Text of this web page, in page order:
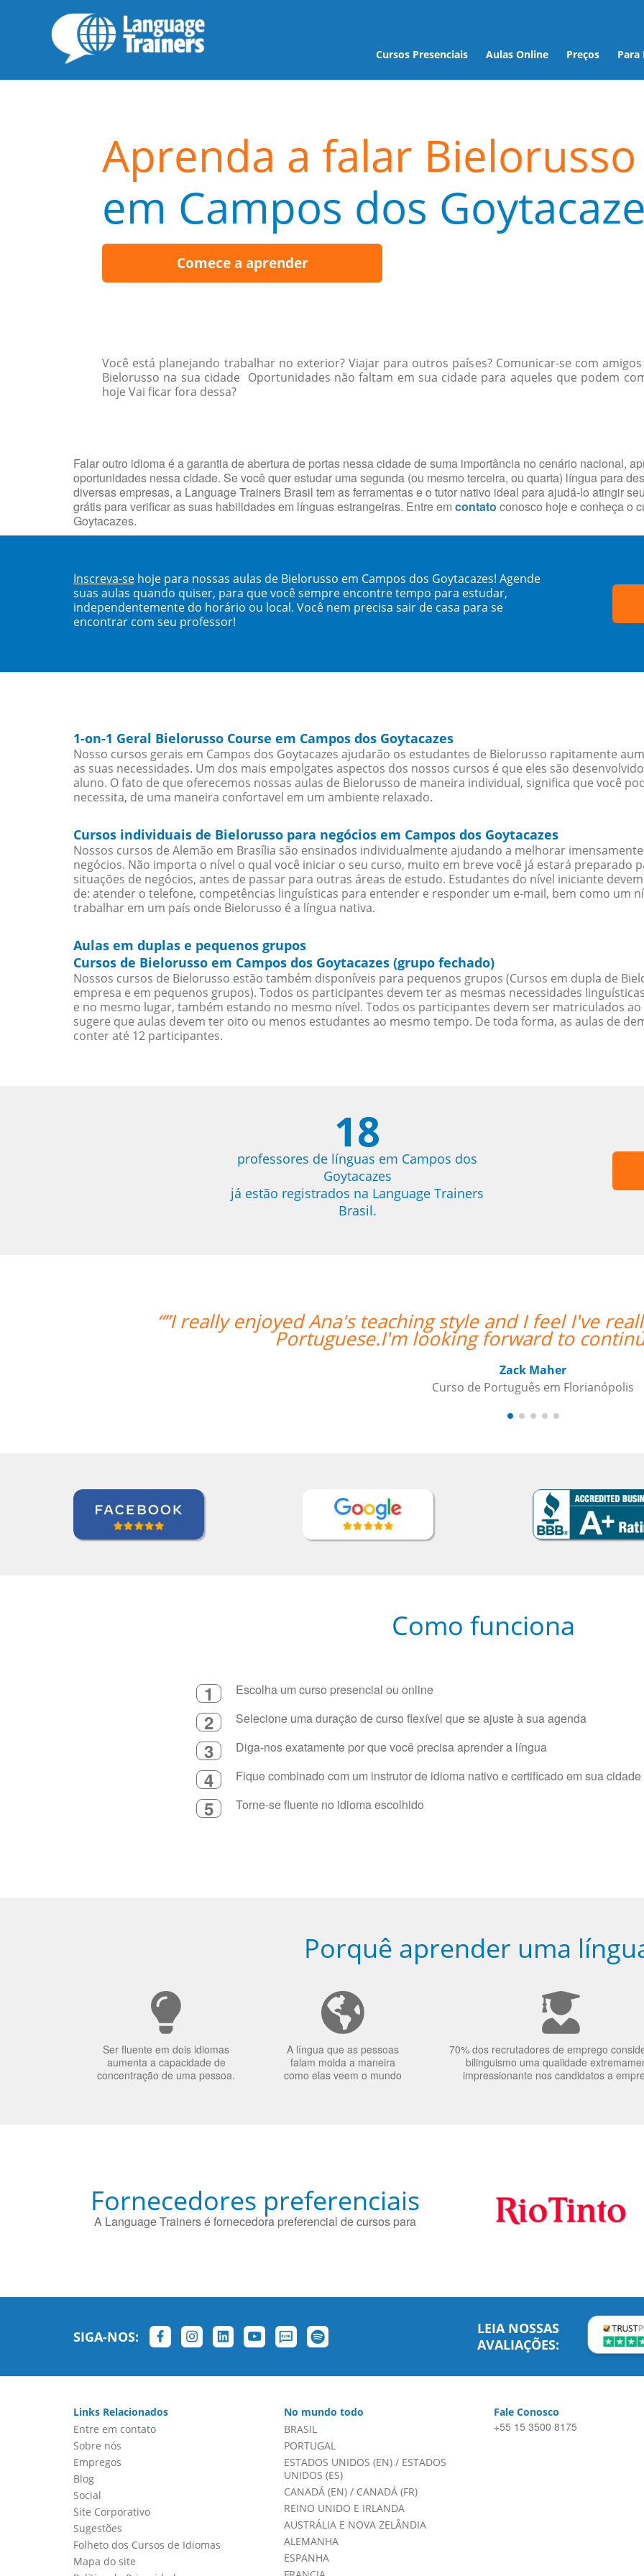
Cursos Presenciais Aulas Online Preços Para
Aprenda a falar Bielorusso
em Campos dos
Comece a aprender
Você está planejando trabalhar no exterior? Viajar para outros países? Comunicar-se com
Bielorusso na sua cidade Oportunidades não faltam em sua cidade para aqueles que podem
hoje Vai ficar fora dessa?
Falar outro idioma é a garantia de abertura de portas nessa cidade de suma importância no cenário nacional,
oportunidades nessa cidade. Se você quer estudar uma segunda (ou mesmo terceira, ou quarta) língua para
diversas empresas, a Language Trainers Brasil tem as ferramentas e o tutor nativo ideal para ajudá-lo atingir
grátis para verificar as suas habilidades em línguas estrangeiras. Entre em contato conosco hoje e conheça o
Goytacazes.
Inscreva-se hoje para nossas aulas de Bielorusso em Campos dos Goytacazes! Agende
suas aulas quando quiser, para que você sempre encontre tempo para estudar,
independentemente do horário ou local. Você nem precisa sair de casa para se
encontrar com seu professor!
1-on-1 Geral Bielorusso Course em Campos dos Goytacazes
Nosso cursos gerais em Campos dos Goytacazes ajudarão os estudantes de Bielorusso rapitamente
as suas necessidades. Um dos mais empolgates aspectos dos nossos cursos é que eles são
aluno. O fato de que oferecemos nossas aulas de Bielorusso de maneira individual, significa que você
necessita, de uma maneira confortavel em um ambiente relaxado.
Cursos individuais de Bielorusso para negócios em Campos dos Goytacazes
Nossos cursos de Alemão em Brasília são ensinados individualmente ajudando a melhorar
negócios. Não importa o nível o qual você iniciar o seu curso, muito em breve você já estará preparado
situações de negócios, antes de passar para outras áreas de estudo. Estudantes do nível iniciante
de: atender o telefone, competências linguísticas para entender e responder um e-mail, bem como um
trabalhar em um país onde Bielorusso é a língua nativa.
Aulas em duplas e pequenos grupos
Cursos de Bielorusso em Campos dos Goytacazes (grupo fechado)
Nossos cursos de Bielorusso estão também disponíveis para pequenos grupos (Cursos em dupla de
empresa e em pequenos grupos). Todos os participantes devem ter as mesmas necessidades
e no mesmo lugar, também estando no mesmo nível. Todos os participantes devem ser matriculados
sugere que aulas devem ter oito ou menos estudantes ao mesmo tempo. De toda forma, as aulas de
conter até 12 participantes.
18
professores de línguas em Campos dos
Goytacazes
já estão registrados na Language Trainers
Brasil.
style and I feel I've really grown in my confidence with
looking forward to continuing my lessons.””
Como funciona
1 Escolha um curso presencial ou online
2 Selecione uma duração de curso flexível que se ajuste à sua agenda
3 Diga-nos exatamente por que você precisa aprender a língua
4 Fique combinado com um instrutor de idioma nativo e certificado em sua
5 Torne-se fluente no idioma escolhido
Porquê aprender uma
Ser fluente em dois idiomas
aumenta a capacidade de
concentração de uma pessoa.
A língua que as pessoas
falam molda a maneira
como elas veem o mundo
70% dos recrutadores de emprego
bilinguismo uma qualidade
impressionante nos candidatos a
Fornecedores preferenciais
A Language Trainers é fornecedora preferencial de cursos para
SIGA-NOS:
LEIA NOSSAS
AVALIAÇÕES:
Links Relacionados
Entre em contato
Sobre nós
Empregos
Blog
Social
Site Corporativo
Sugestões
Folheto dos Cursos de Idiomas
Mapa do site
No mundo todo
BRASIL
PORTUGAL
ESTADOS UNIDOS (EN)/ ESTADOS
UNIDOS (ES)
CANADÁ (EN)/ CANADÁ (FR)
REINO UNIDO E IRLANDA
AUSTRÁLIA E NOVA ZELÂNDIA
ALEMANHA
ESPANHA
Fale Conosco
+55 15 3500 8175